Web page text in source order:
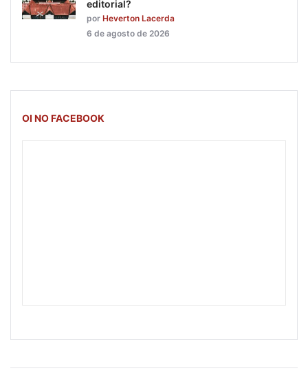
editorial?
por Heverton Lacerda
6 de agosto de 2026
OI NO FACEBOOK